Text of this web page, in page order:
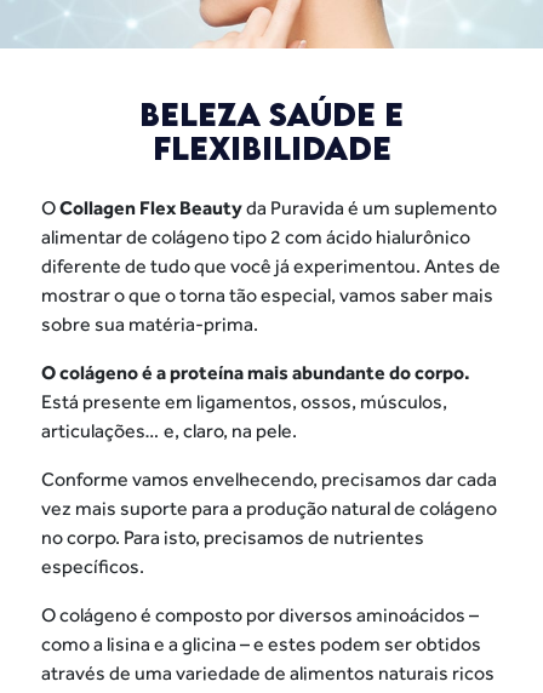
BELEZA SAÚDE E
FLEXIBILIDADE
OCollagen Flex Beautyda Puravida é um suplemento
alimentar de colágeno tipo 2 com ácido hialurônico
diferente de tudo que você já experimentou. Antes de
mostrar o que o torna tão especial, vamos saber mais
sobre sua matéria-prima.
O colágeno é a proteína mais abundante do corpo.
Está presente em ligamentos, ossos, músculos,
articulações… e, claro, na pele.
Conforme vamos envelhecendo, precisamos dar cada
vez mais suporte para a produção natural de colágeno
no corpo. Para isto, precisamos de nutrientes
específicos.
O colágeno é composto por diversos aminoácidos –
como a lisina e a glicina – e estes podem ser obtidos
através de uma variedade de alimentos naturais ricos